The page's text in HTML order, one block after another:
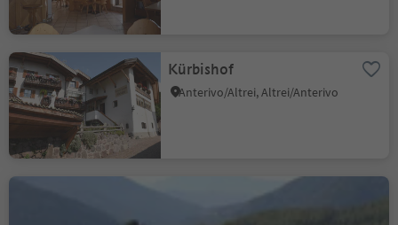
Kürbishof
Anterivo/Altrei, Altrei/Anterivo
Hotel Waldheim
Altrei/Anterivo